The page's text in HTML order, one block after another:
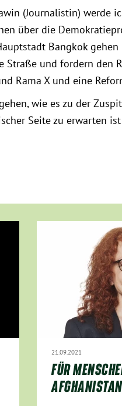
(Journalistin) werde
über die
Bangkok
Straße und fordern den
Rama X und eine
wie es zu der
Seite zu erwarten
21.09.2021
FÜR